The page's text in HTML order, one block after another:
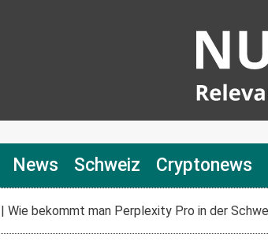
News Schweiz Cryptonews
| Wie bekommt man Perplexity Pro in der